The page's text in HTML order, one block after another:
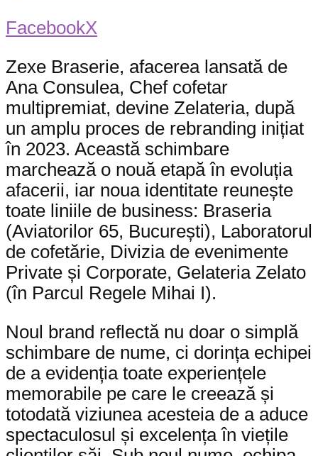
FacebookX
Zexe Braserie, afacerea lansată de
Ana Consulea, Chef cofetar
multipremiat, devine Zelateria, după
un amplu proces de rebranding inițiat
în 2023. Această schimbare
marchează o nouă etapă în evoluția
afacerii, iar noua identitate reunește
toate liniile de business: Braseria
(Aviatorilor 65, București), Laboratorul
de cofetărie, Divizia de evenimente
Private și Corporate, Gelateria Zelato
(în Parcul Regele Mihai I).
Noul brand reflectă nu doar o simplă
schimbare de nume, ci dorința echipei
de a evidenția toate experiențele
memorabile pe care le creează și
totodată viziunea acesteia de a aduce
spectaculosul și excelența în viețile